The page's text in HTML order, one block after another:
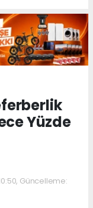
Yüzde
Güncelleme: